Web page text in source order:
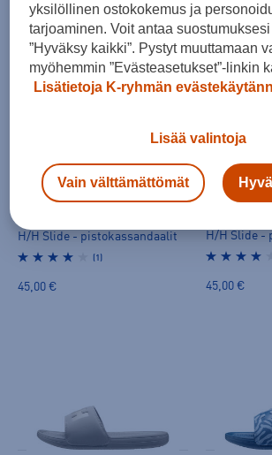
Xtratuf
(0)
H/H Slide - pistokassandaalit
(1)
45,00 €
H/H Slide -
45,00 €
yksilöllinen ostokokemus ja
tarjoaminen. Voit antaa
”Hyväksy kaikki”. Pystyt muuttamaan
myöhemmin ”Evästeasetukset”-linkin
Lisätietoja K-ryhmän
Lisää valintoja
Vain välttämättömät